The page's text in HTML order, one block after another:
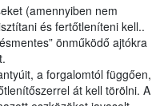
(amennyiben nem
és fertőtleníteni kell..
önműködő ajtókra
a forgalomtól függően,
át kell törölni. A